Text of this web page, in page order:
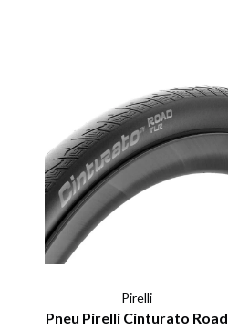
Pirelli
Pneu Pirelli Cinturato Road